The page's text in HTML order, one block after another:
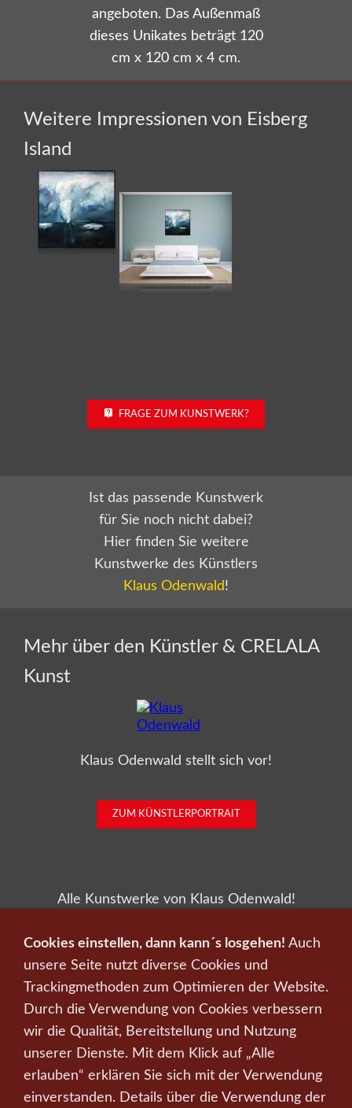
angeboten. Das Außenmaß
dieses Unikates beträgt 120
cm x 120 cm x 4 cm.
Weitere Impressionen von Eisberg
Island
FRAGE ZUM KUNSTWERK?
Ist das passende Kunstwerk
für Sie noch nicht dabei?
Hier finden Sie weitere
Kunstwerke des Künstlers
Klaus Odenwald!
Mehr über den Künstler & CRELALA
Kunst
Klaus Odenwald stellt sich vor!
ZUM KÜNSTLERPORTRAIT
Alle Kunstwerke von Klaus Odenwald!
ZU DEN KUNSTWERKEN
Infos zu Verkauf und Versand!
KUNST KAUFEN BEI CRELALA
Cookies einstellen, dann kann´s losgehen! Auch
unsere Seite nutzt diverse Cookies und
Trackingmethoden zum Optimieren der Website.
Durch die Verwendung von Cookies verbessern
wir die Qualität, Bereitstellung und Nutzung
unserer Dienste. Mit dem Klick auf „Alle
erlauben“ erklären Sie sich mit der Verwendung
einverstanden. Details über die Verwendung der